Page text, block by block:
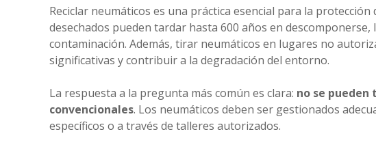
Reciclar neumáticos es una práctica esencial para la
desechados pueden tardar hasta 600 años en
contaminación. Además, tirar neumáticos en lugares no
significativas y contribuir a la degradación del entorno.
La respuesta a la pregunta más común es clara: no se
convencionales. Los neumáticos deben ser gestionados
específicos o a través de talleres autorizados.